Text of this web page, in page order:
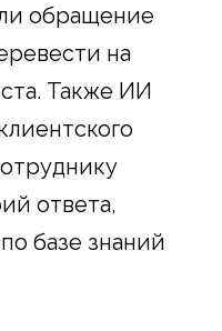
обращение
на
Также ИИ
ответа,
базе знаний